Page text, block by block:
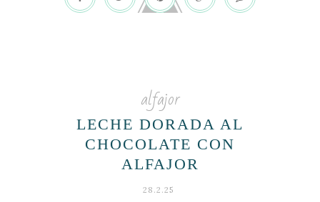
alfajor
LECHE DORADA AL
CHOCOLATE CON
ALFAJOR
28.2.25